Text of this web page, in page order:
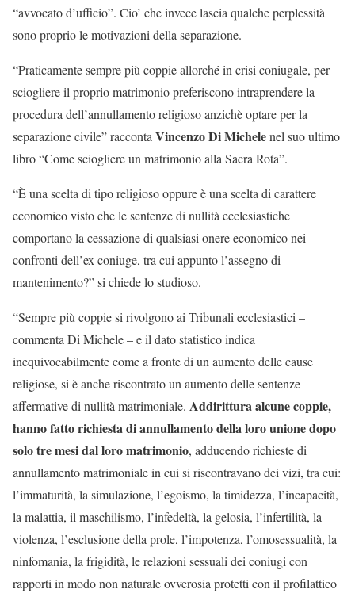
“avvocato d’ufficio”. Cio’ che invece lascia qualche perplessità
sono proprio le motivazioni della separazione.
“Praticamente sempre più coppie allorché in crisi coniugale, per
sciogliere il proprio matrimonio preferiscono intraprendere la
procedura dell’annullamento religioso anzichè optare per la
separazione civile” raccontaVincenzo Di Michelenel suo ultimo
libro “Come sciogliere un matrimonio alla Sacra Rota”.
“È una scelta di tipo religioso oppure è una scelta di carattere
economico visto che le sentenze di nullità ecclesiastiche
comportano la cessazione di qualsiasi onere economico nei
confronti dell’ex coniuge, tra cui appunto l’assegno di
mantenimento?” si chiede lo studioso.
“Sempre più coppie si rivolgono ai Tribunali ecclesiastici –
commenta Di Michele – e il dato statistico indica
inequivocabilmente come a fronte di un aumento delle cause
religiose, si è anche riscontrato un aumento delle sentenze
affermative di nullità matrimoniale. Addirittura alcune coppie,
hanno fatto richiesta di annullamento della loro unione dopo
solo tre mesi dal loro matrimonio, adducendo richieste di
annullamento matrimoniale in cui si riscontravano dei vizi, tra cui:
l’immaturità, la simulazione, l’egoismo, la timidezza, l’incapacità,
la malattia, il maschilismo, l’infedeltà, la gelosia, l’infertilità, la
violenza, l’esclusione della prole, l’impotenza, l’omosessualità, la
ninfomania, la frigidità, le relazioni sessuali dei coniugi con
rapporti in modo non naturale ovverosia protetti con il profilattico